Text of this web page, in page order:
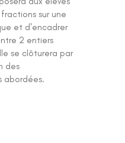
sur une
et d'encadrer
2 entiers
se clôturera par
des
abordées.